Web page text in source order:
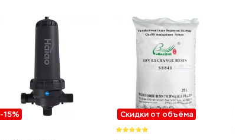
-15% Скидки от объёма